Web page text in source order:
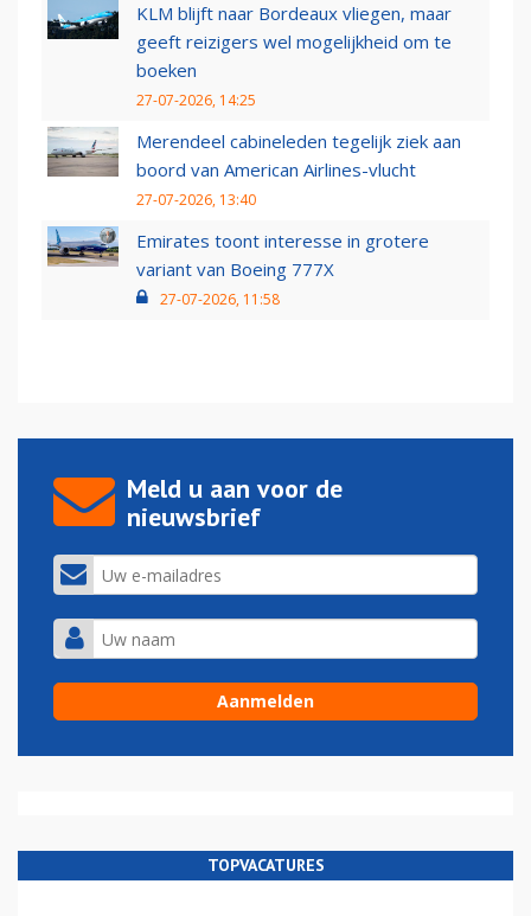
KLM blijft naar Bordeaux vliegen, maar
geeft reizigers wel mogelijkheid om te
boeken
27-07-2026, 14:25
Merendeel cabineleden tegelijk ziek aan
boord van American Airlines-vlucht
27-07-2026, 13:40
Emirates toont interesse in grotere
variant van Boeing 777X
27-07-2026, 11:58
Meld u aan voor de
nieuwsbrief
TOPVACATURES